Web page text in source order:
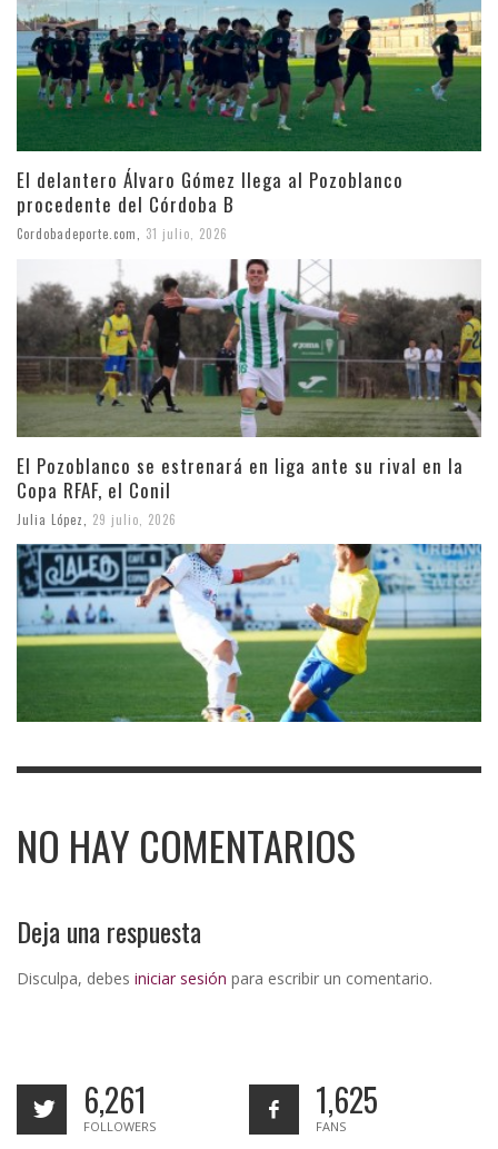
El delantero Álvaro Gómez llega al Pozoblanco
procedente del Córdoba B
Cordobadeporte.com 31 julio, 2026
El Pozoblanco se estrenará en liga ante su rival en la
Copa RFAF, el Conil
Julia López 29 julio, 2026
NO HAY COMENTARIOS
Deja una respuesta
Disculpa, debes iniciar sesión para escribir un comentario.
6,261
FOLLOWERS
1,625
FANS